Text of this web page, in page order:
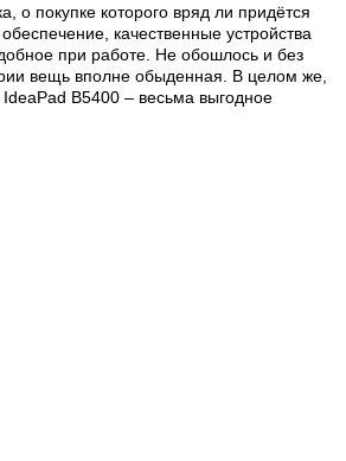
о покупке которого вряд ли придётся
качественные устройства
при работе. Не обошлось и без
вещь вполне обыденная. В целом же,
IdeaPad B5400 – весьма выгодное